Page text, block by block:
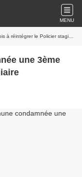
MENU
réintégrer le Policier stagiaire
une 3ème